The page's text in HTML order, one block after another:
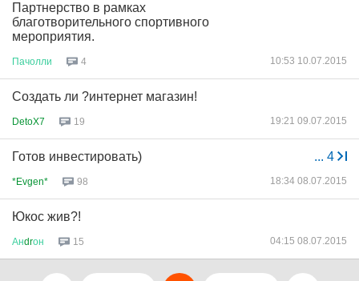
Партнерство в рамках
благотворительного спортивного
мероприятия.
Пачолли 4 10:53 10.07.2015
Создать ли ?интернет магазин!
DetoX7 19 19:21 09.07.2015
... 4
Готов инвестировать)
*Evgen* 98 18:34 08.07.2015
Юкос жив?!
Анdrон 15 04:15 08.07.2015